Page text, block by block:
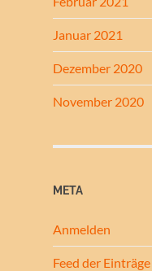
Januar 2021
Dezember 2020
November 2020
META
Anmelden
Feed der Einträge